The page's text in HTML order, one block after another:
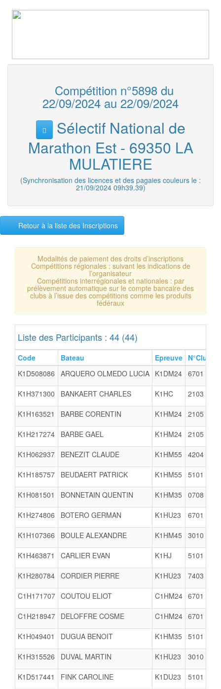
Compétition n°5898 du
22/09/2024 au 22/09/2024
Sélectif National de
Marathon Est - 69350 LA
MULATIERE
(Synchronisation des licences et des pagaies couleurs le :
21/09/2024 09h39.39)
Retour à la liste des Inscriptions
Modalités de paiement des droits d’inscriptions
Compétitions régionales : suivant les indications de
l’organisateur
Compétitions interrégionales et nationales : par
prélèvement automatique sur le compte bancaire des
clubs à l’issue des compétitions comme les produits
fédéraux
Liste des Participants : 44 (44)
Code Bateau Epreuve N°Club
K1D508086
ARQUERO OLMEDO LUCIA K1DM24 6701
K1H371300 BANKAERT CHARLES K1HC 2103
K1H163521 BARBE CORENTIN K1HM24 2105
K1H217274 BARBE GAEL K1HM24 2105
K1H062937 BENEZIT CLAUDE K1HM55 4204
K1H185757 BEUDAERT PATRICK K1HM55 5101
K1H081501 BONNETAIN QUENTIN K1HM35 0708
K1H274806 BOTERO GERMAN K1HU23 6701
K1H107366 BOULE ALEXANDRE K1HM45 3010
K1H463871 CARLIER EVAN K1HJ 5101
K1H280784 CORDIER PIERRE K1HU23 7403
C1H171707 COUTOU ELIOT C1HM24 6701
C1H218947 DELOFFRE COSME C1HM24 6701
K1H049401 DUGUA BENOIT K1HM35 5101
K1H315526 DUVAL MARTIN K1HU23 3010
K1D517441 FINK CAROLINE K1DU23 5101